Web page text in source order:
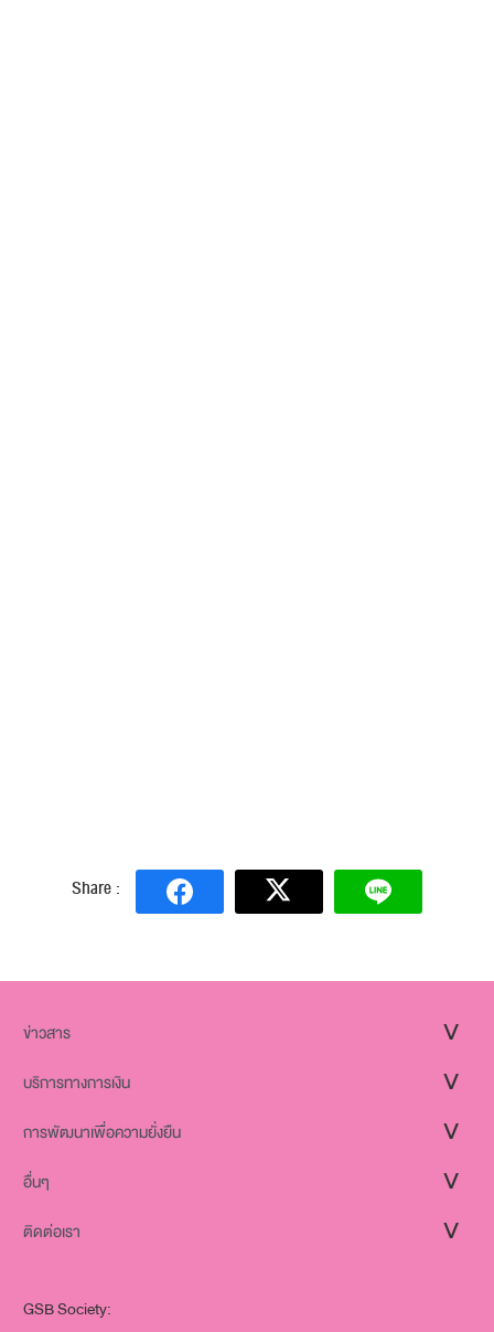
Share :
ข่าวสาร
บริการทางการเงิน
การพัฒนาเพื่อความยั่งยืน
อื่นๆ
ติดต่อเรา
GSB Society: